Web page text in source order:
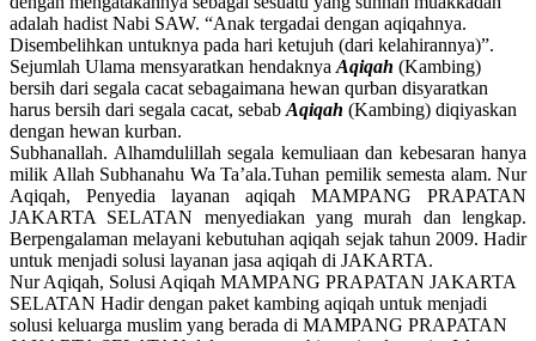
adalah hadist Nabi SAW. “Anak tergadai dengan aqiqahnya.
Disembelihkan untuknya pada hari ketujuh (dari kelahirannya)”.
Sejumlah Ulama mensyaratkan hendaknya Aqiqah (Kambing)
bersih dari segala cacat sebagaimana hewan qurban disyaratkan
harus bersih dari segala cacat, sebab Aqiqah (Kambing) diqiyaskan
dengan hewan kurban.
Subhanallah. Alhamdulillah segala kemuliaan dan kebesaran hanya
milik Allah Subhanahu Wa Ta’ala.Tuhan pemilik semesta alam. Nur
Aqiqah, Penyedia layanan aqiqah MAMPANG PRAPATAN
JAKARTA SELATAN menyediakan yang murah dan lengkap.
Berpengalaman melayani kebutuhan aqiqah sejak tahun 2009. Hadir
untuk menjadi solusi layanan jasa aqiqah di JAKARTA.
Nur Aqiqah, Solusi Aqiqah MAMPANG PRAPATAN JAKARTA
SELATAN Hadir dengan paket kambing aqiqah untuk menjadi
solusi keluarga muslim yang berada di MAMPANG PRAPATAN